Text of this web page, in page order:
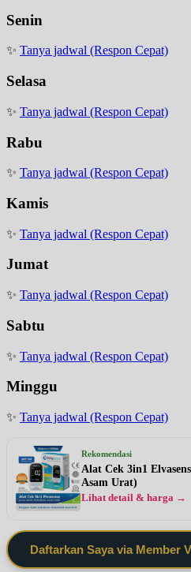
Senin
✨ Tanya jadwal (Respon Cepat)
Selasa
✨ Tanya jadwal (Respon Cepat)
Rabu
✨ Tanya jadwal (Respon Cepat)
Kamis
✨ Tanya jadwal (Respon Cepat)
Jumat
✨ Tanya jadwal (Respon Cepat)
Sabtu
✨ Tanya jadwal (Respon Cepat)
Minggu
✨ Tanya jadwal (Respon Cepat)
Rekomendasi
Alat Cek 3in1
Asam Urat)
Lihat detail & harga →
Daftarkan Saya via Member